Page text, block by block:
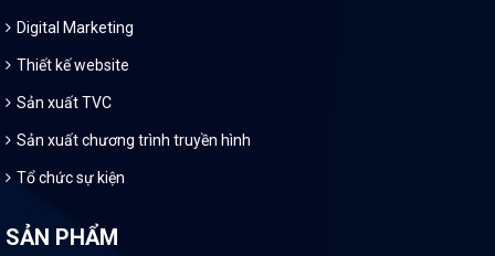
Digital Marketing
Thiết kế website
Sản xuất TVC
Sản xuất chương trình truyền hình
Tổ chức sự kiện
SẢN PHẨM